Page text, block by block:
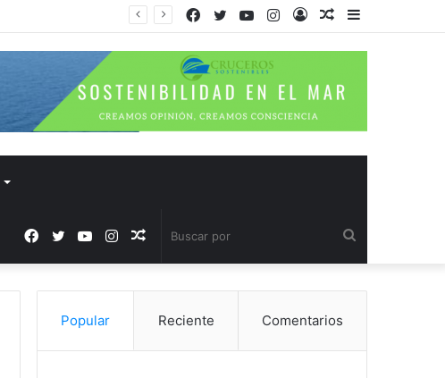
Barra
Publicación
Acceso
Instagram
YouTube
Twitter
Facebook
por
Publicación
al
Instagram
YouTube
Twitter
Facebook
Popular Reciente Comentarios